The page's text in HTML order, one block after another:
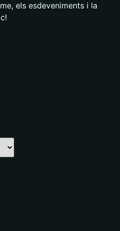
els esdeveniments i la